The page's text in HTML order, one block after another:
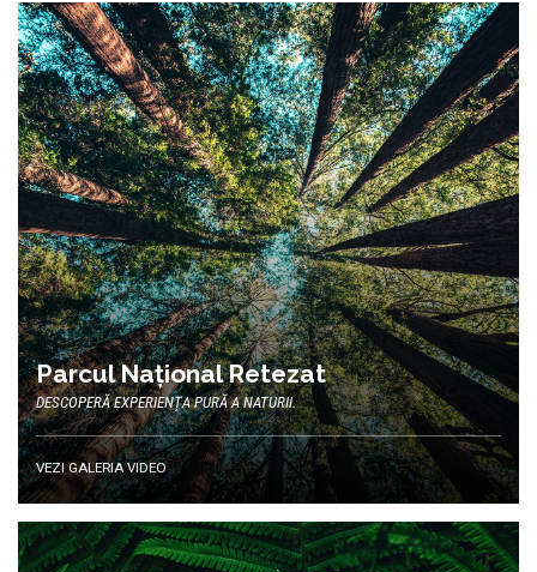
Parcul Național Retezat
DESCOPERĂ EXPERIENȚA PURĂ A NATURII.
VEZI GALERIA VIDEO